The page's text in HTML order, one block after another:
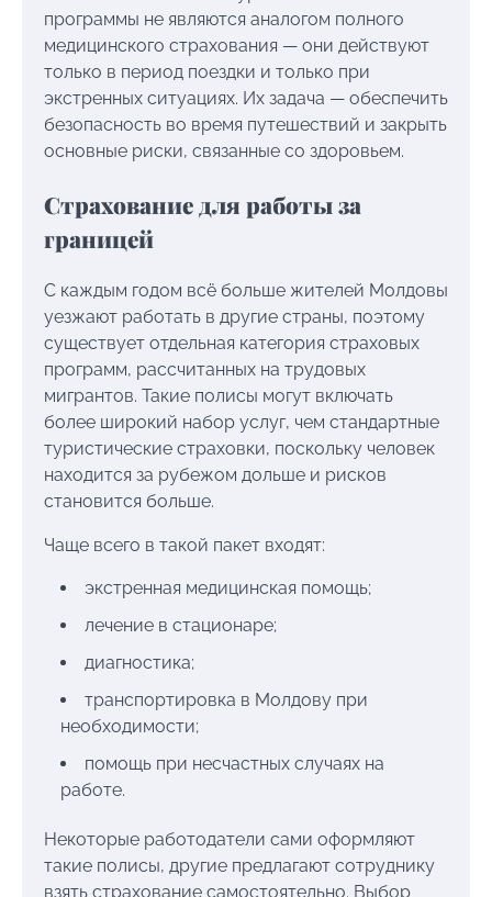
программы не являются аналогом полного
медицинского страхования — они действуют
только в период поездки и только при
экстренных ситуациях. Их задача — обеспечить
безопасность во время путешествий и закрыть
основные риски, связанные со здоровьем.
Страхование для работы за
границей
С каждым годом всё больше жителей Молдовы
уезжают работать в другие страны, поэтому
существует отдельная категория страховых
программ, рассчитанных на трудовых
мигрантов. Такие полисы могут включать
более широкий набор услуг, чем стандартные
туристические страховки, поскольку человек
находится за рубежом дольше и рисков
становится больше.
Чаще всего в такой пакет входят:
экстренная медицинская помощь;
лечение в стационаре;
диагностика;
транспортировка в Молдову при
необходимости;
помощь при несчастных случаях на
работе.
Некоторые работодатели сами оформляют
такие полисы, другие предлагают сотруднику
взять страхование самостоятельно. Выбор